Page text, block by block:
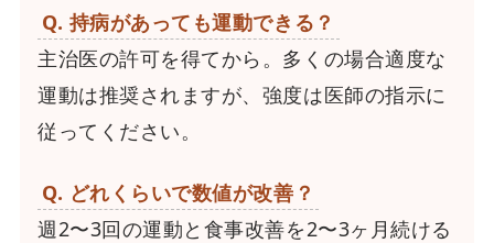
Q. 持病があっても運動できる？
主治医の許可を得てから。多くの場合適度な
運動は推奨されますが、強度は医師の指示に
従ってください。
Q. どれくらいで数値が改善？
週2〜3回の運動と食事改善を2〜3ヶ月続ける